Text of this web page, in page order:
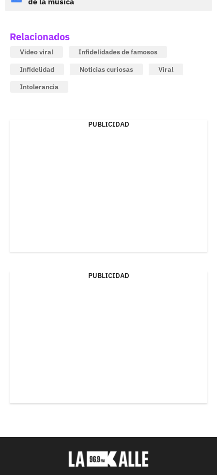
Relacionados
Video viral
Infidelidades de famosos
Infidelidad
Noticias curiosas
Viral
Intolerancia
PUBLICIDAD
PUBLICIDAD